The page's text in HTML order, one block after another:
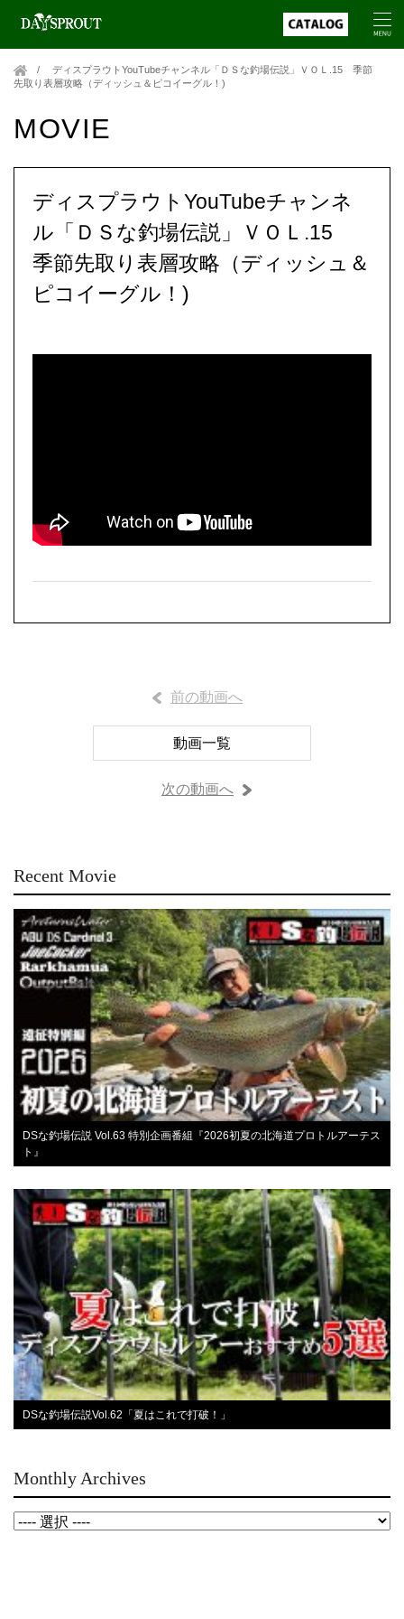
ディスプラウトYouTubeチャンネル「ＤＳな釣場伝説」ＶＯＬ.15 季節
先取り表層攻略（ディッシュ＆ピコイーグル！)
MOVIE
ディスプラウトYouTubeチャンネ
ル「ＤＳな釣場伝説」ＶＯＬ.15
季節先取り表層攻略（ディッシュ＆
ピコイーグル！)
前の動画へ
動画一覧
次の動画へ
Recent Movie
DSな釣場伝説 Vol.63 特別企画番組『2026初夏の北海道プロトルアーテス
ト』
DSな釣場伝説Vol.62「夏はこれで打破！」
Monthly Archives